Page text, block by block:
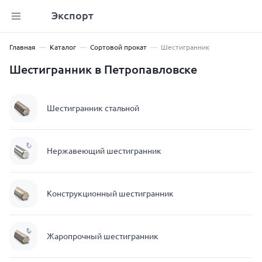
Экспорт
Главная Каталог Сортовой прокат Шестигранник
Шестигранник в Петропавловске
Шестигранник стальной
Нержавеющий шестигранник
Конструкционный шестигранник
Жаропрочный шестигранник